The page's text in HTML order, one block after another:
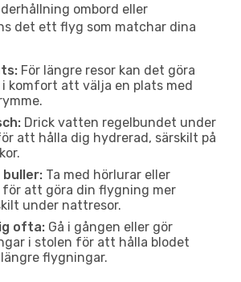
ombord eller
det ett flyg som matchar dina
För längre resor kan det göra
komfort att välja en plats med
Drick vatten regelbundet under
att hålla dig hydrerad, särskilt på
Ta med hörlurar eller
för att göra din flygning mer
under nattresor.
ofta: Gå i gången eller gör
i stolen för att hålla blodet
flygningar.